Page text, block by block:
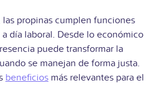
propinas cumplen funciones
día laboral. Desde lo económico
puede transformar la
se manejan de forma justa.
beneficios más relevantes para el